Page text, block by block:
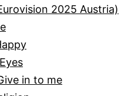
2025 Austria)
in to me